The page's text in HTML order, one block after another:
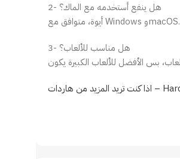
2- هل ينفع أستخدمه مع الماك؟
أيوة، متوافق مع Windows وmacOS.
3- هل مناسب للألعاب؟